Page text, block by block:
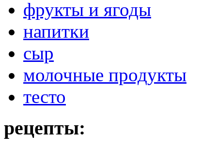
фрукты и ягоды
напитки
сыр
молочные продукты
тесто
рецепты: